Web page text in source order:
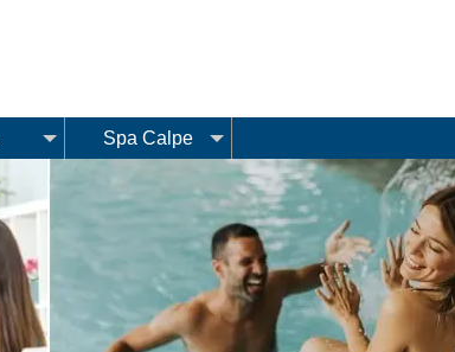
Spa Calpe